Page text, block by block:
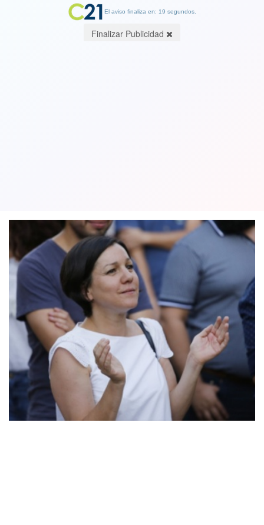
El aviso finaliza en: 19 segundos.
Finalizar Publicidad